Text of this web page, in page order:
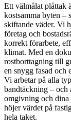
Ett välmålat plåttak
kostsamma byten –
skiftande väder. Vi
företag och
korrekt förarbete,
klimat. Med en
rostborttagning till
en snygg fasad och
Vi arbetar på alla
bandtäckning – och
omgivning och
höjer värdet på
hela taket.